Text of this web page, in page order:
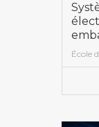
École